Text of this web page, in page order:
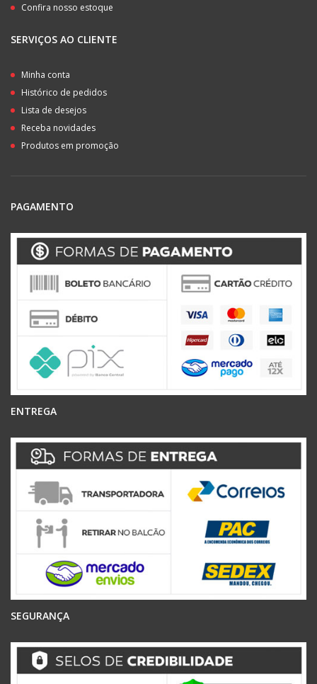
Confira nosso estoque
SERVIÇOS AO CLIENTE
Minha conta
Histórico de pedidos
Lista de desejos
Receba novidades
Produtos em promoção
PAGAMENTO
ENTREGA
SEGURANÇA